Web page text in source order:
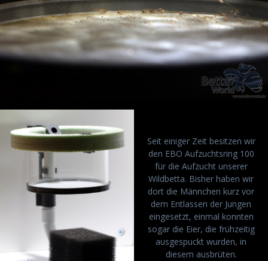
Seit einiger Zeit besitzen wir
den EBO Aufzuchtsring 100
für die Aufzucht unserer
Wildbetta. Bisher haben wir
dort die Männchen kurz vor
dem Entlassen der Jungen
eingesetzt, einmal konnten
sogar die Eier, die frühzeitig
ausgespuckt wurden, in
diesem ausbrüten.